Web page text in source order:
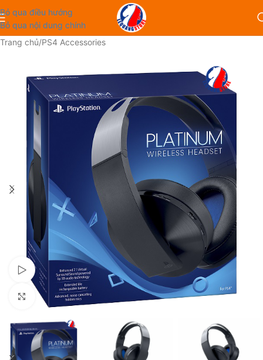
Bỏ qua điều hướng
Bỏ qua nội dung chính
Trang chủ/PS4 Accessories
Xem video
Nhấp để phóng to